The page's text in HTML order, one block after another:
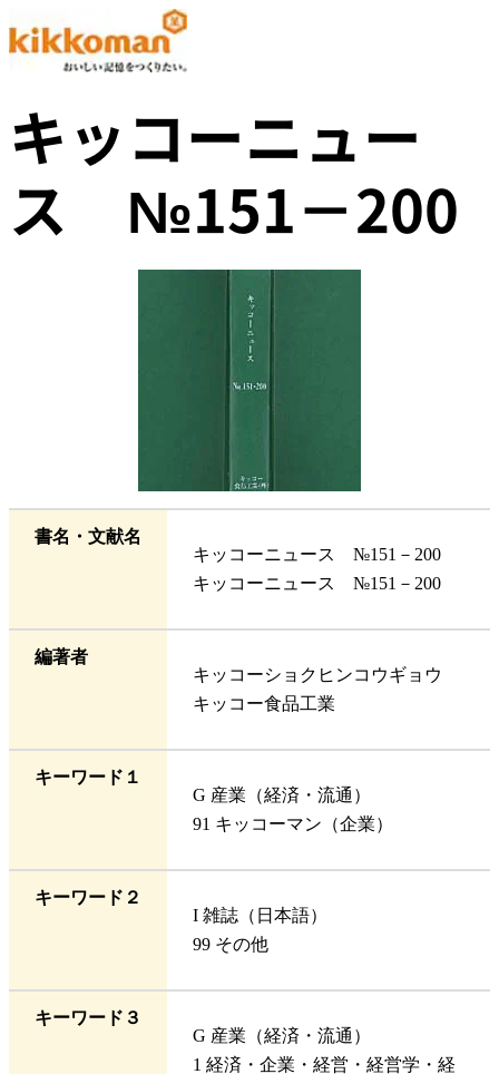
キッコーニュー
ス №151－200
書名・文献名
キッコーニュース №151－200
キッコーニュース №151－200
編著者
キッコーショクヒンコウギョウ
キッコー食品工業
キーワード１
G 産業（経済・流通）
91 キッコーマン（企業）
キーワード２
I 雑誌（日本語）
99 その他
キーワード３
G 産業（経済・流通）
1 経済・企業・経営・経営学・経